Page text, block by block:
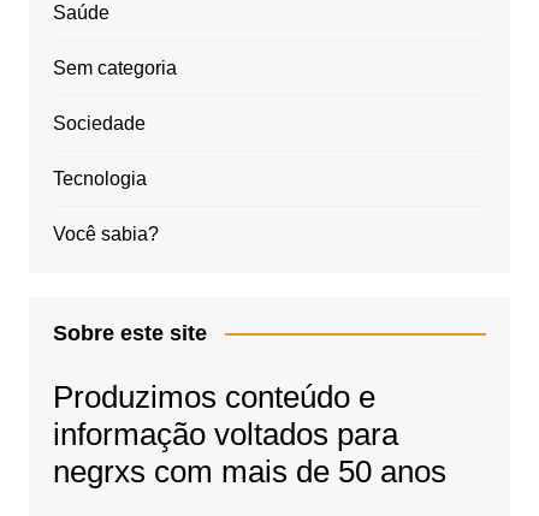
Saúde
Sem categoria
Sociedade
Tecnologia
Você sabia?
Sobre este site
Produzimos conteúdo e
informação voltados para
negrxs com mais de 50 anos